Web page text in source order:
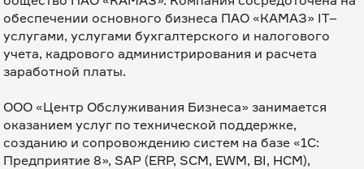
обеспечении основного бизнеса ПАО «КАМАЗ» IT–
услугами, услугами бухгалтерского и налогового
учета, кадрового администрирования и расчета
заработной платы.
ООО «Центр Обслуживания Бизнеса» занимается
оказанием услуг по технической поддержке,
созданию и сопровождению систем на базе «1С:
Предприятие 8», SAP (ERP, SCM, EWM, BI, HCM),